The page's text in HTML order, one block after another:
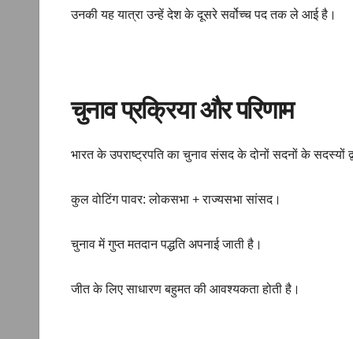
उनकी यह यात्रा उन्हें देश के दूसरे सर्वोच्च पद तक ले आई है।
चुनाव प्रक्रिया और परिणाम
भारत के उपराष्ट्रपति का चुनाव संसद के दोनों सदनों के सदस्यों
कुल वोटिंग पावर: लोकसभा + राज्यसभा सांसद।
चुनाव में गुप्त मतदान पद्धति अपनाई जाती है।
जीत के लिए साधारण बहुमत की आवश्यकता होती है।